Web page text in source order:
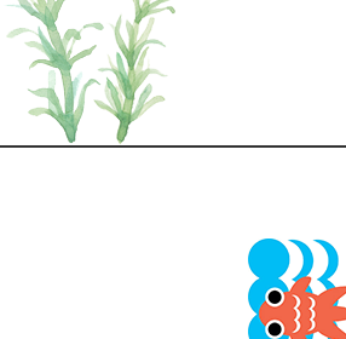
ページの先頭へ